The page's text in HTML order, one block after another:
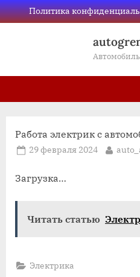
Skip
to
Политика
Работа электрик с
Posted
29 февраля 2024 By
Загрузка…
Читать статью
Электрика